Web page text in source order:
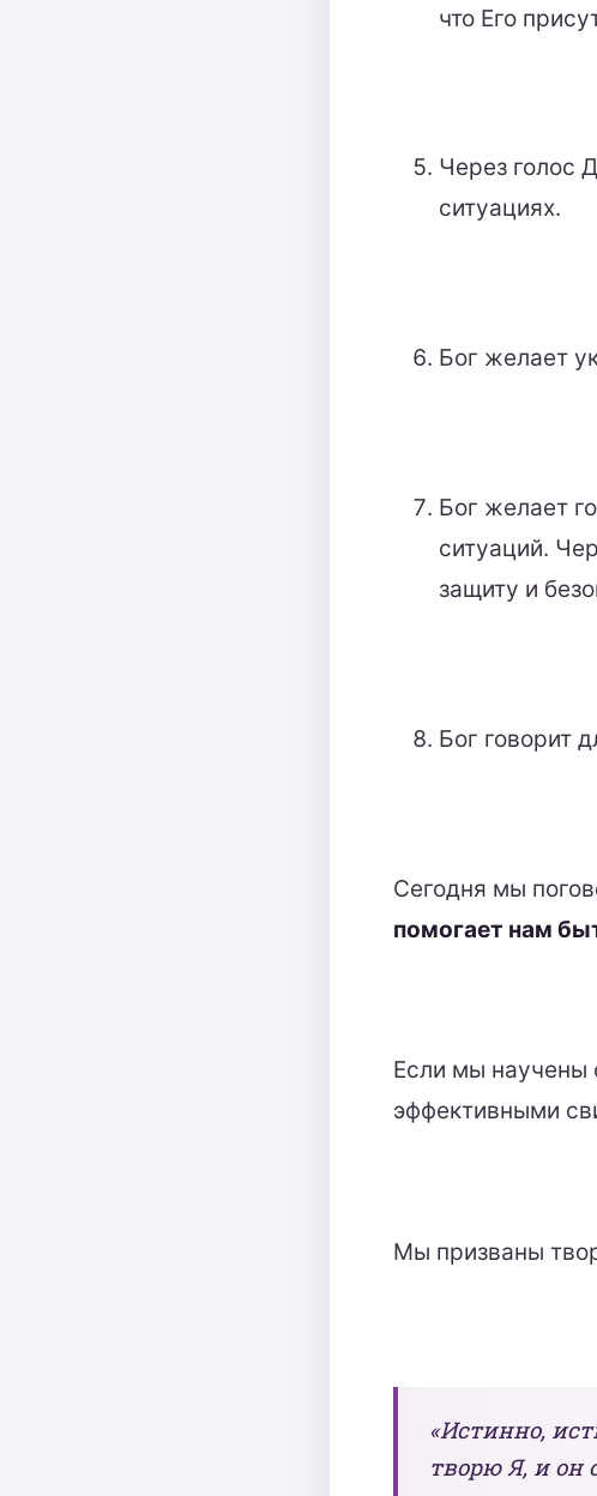
что Его
Через голос
ситуациях.
Бог желает
Бог желает
ситуаций.
защиту и
Бог говорит
Сегодня мы
помогает нам
Если мы научены
эффективными
Мы призваны
«Истинно,
творю Я, и он